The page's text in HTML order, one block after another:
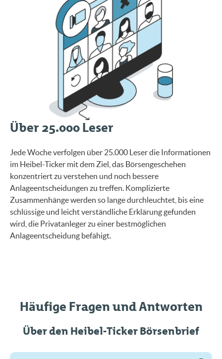
Über 25.000 Leser
Jede Woche verfolgen über 25.000 Leser die Informationen
im Heibel-Ticker mit dem Ziel, das Börsengeschehen
konzentriert zu verstehen und noch bessere
Anlageentscheidungen zu treffen. Komplizierte
Zusammenhänge werden so lange durchleuchtet, bis eine
schlüssige und leicht verständliche Erklärung gefunden
wird, die Privatanleger zu einer bestmöglichen
Anlageentscheidung befähigt.
Häufige Fragen und Antworten
Über den Heibel-Ticker Börsenbrief